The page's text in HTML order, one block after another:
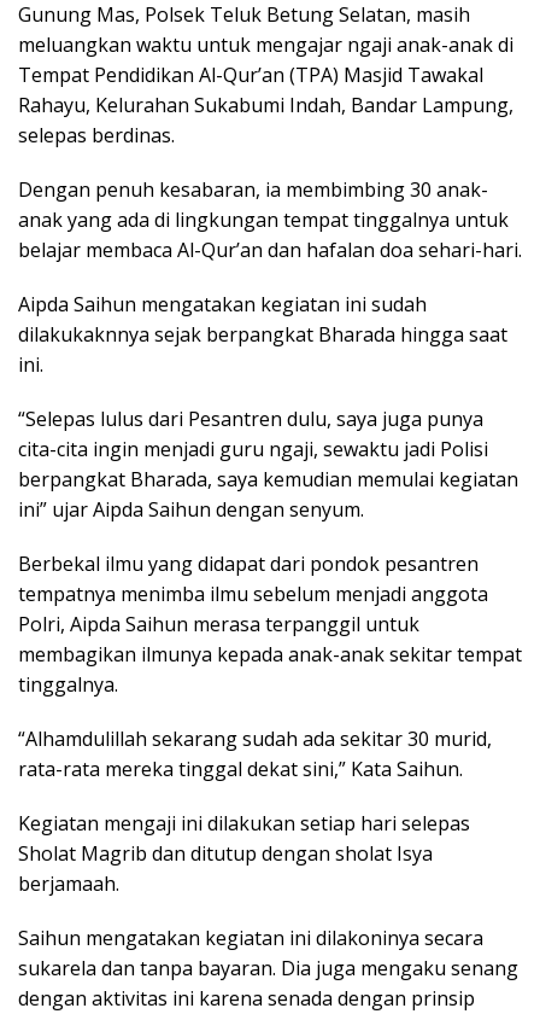
Gunung Mas, Polsek Teluk Betung Selatan, masih
meluangkan waktu untuk mengajar ngaji anak-anak di
Tempat Pendidikan Al-Qur’an (TPA) Masjid Tawakal
Rahayu, Kelurahan Sukabumi Indah, Bandar Lampung,
selepas berdinas.
Dengan penuh kesabaran, ia membimbing 30 anak-
anak yang ada di lingkungan tempat tinggalnya untuk
belajar membaca Al-Qur’an dan hafalan doa sehari-hari.
Aipda Saihun mengatakan kegiatan ini sudah
dilakukaknnya sejak berpangkat Bharada hingga saat
ini.
“Selepas lulus dari Pesantren dulu, saya juga punya
cita-cita ingin menjadi guru ngaji, sewaktu jadi Polisi
berpangkat Bharada, saya kemudian memulai kegiatan
ini” ujar Aipda Saihun dengan senyum.
Berbekal ilmu yang didapat dari pondok pesantren
tempatnya menimba ilmu sebelum menjadi anggota
Polri, Aipda Saihun merasa terpanggil untuk
membagikan ilmunya kepada anak-anak sekitar tempat
tinggalnya.
“Alhamdulillah sekarang sudah ada sekitar 30 murid,
rata-rata mereka tinggal dekat sini,” Kata Saihun.
Kegiatan mengaji ini dilakukan setiap hari selepas
Sholat Magrib dan ditutup dengan sholat Isya
berjamaah.
Saihun mengatakan kegiatan ini dilakoninya secara
sukarela dan tanpa bayaran. Dia juga mengaku senang
dengan aktivitas ini karena senada dengan prinsip